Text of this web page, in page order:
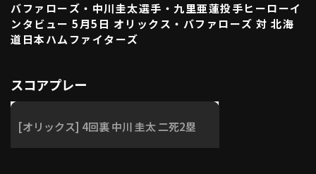
特定商取引法の表示 アルバイト募集（別ウィンドウで開く
動画を検索（選手・チーム・プレー内容…）
バファローズ・中川圭太選手・九里亜蓮投手ヒーローイ
ンタビュー 5月5日 オリックス・バファローズ 対 北海
道日本ハムファイターズ
スコアプレー
[オリックス] 4回裏 中川 圭太 二死2塁